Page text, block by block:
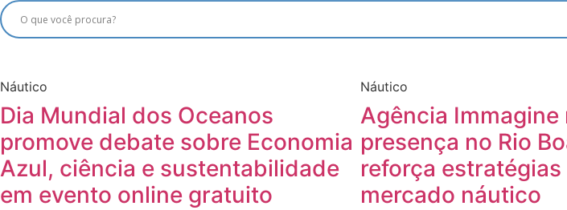
Náutico
Dia Mundial dos Oceanos
promove debate sobre Economia
Azul, ciência e sustentabilidade
em evento online gratuito
Náutico
Agência Immagine
presença no Rio
reforça estratégias
mercado náutico